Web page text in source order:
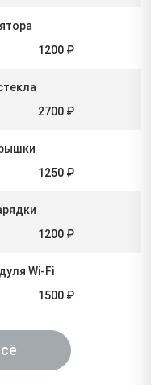
1200 ₽
2700 ₽
1250 ₽
1200 ₽
Wi-Fi
1500 ₽